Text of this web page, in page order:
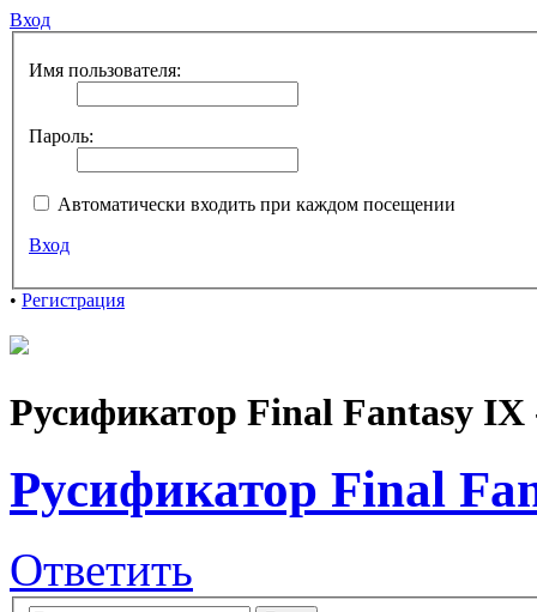
Вход
Имя пользователя:
Пароль:
Автоматически входить при каждом посещении
Вход
• Регистрация
Русификатор Final Fantasy
Русификатор Final
Ответить